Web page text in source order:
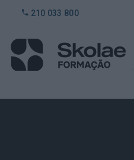
210 033 800